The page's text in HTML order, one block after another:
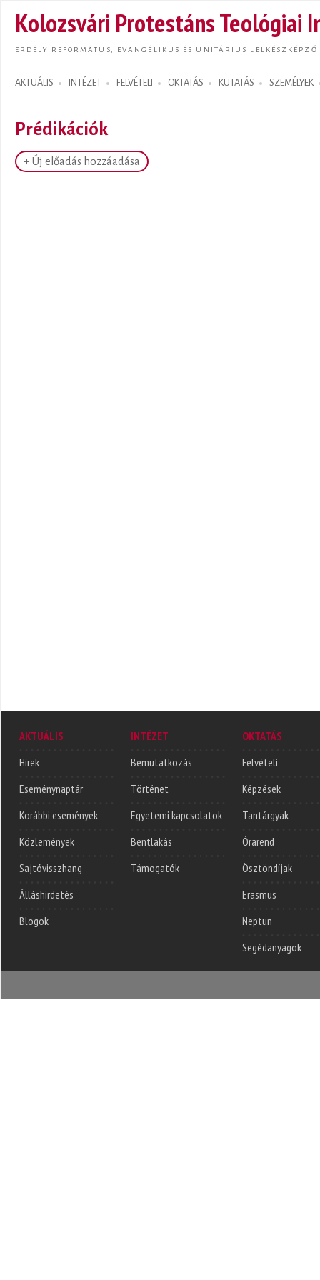
Kolozsvári Protestáns Teológiai
ERDÉLY REFORMÁTUS, EVANGÉLIKUS ÉS UNITÁRIUS LELKÉSZKÉPZŐ
AKTUÁLIS INTÉZET FELVÉTELI OKTATÁS KUTATÁS SZEMÉLYEK
Search form
Prédikációk
+ Új előadás hozzáadása
AKTUÁLIS
Hírek
Eseménynaptár
Korábbi események
Közlemények
Sajtóvisszhang
Álláshirdetés
Blogok
INTÉZET
Bemutatkozás
Történet
Egyetemi kapcsolatok
Bentlakás
Támogatók
OKTATÁS
Felvételi
Képzések
Tantárgyak
Órarend
Ösztöndíjak
Erasmus
Neptun
Segédanyagok